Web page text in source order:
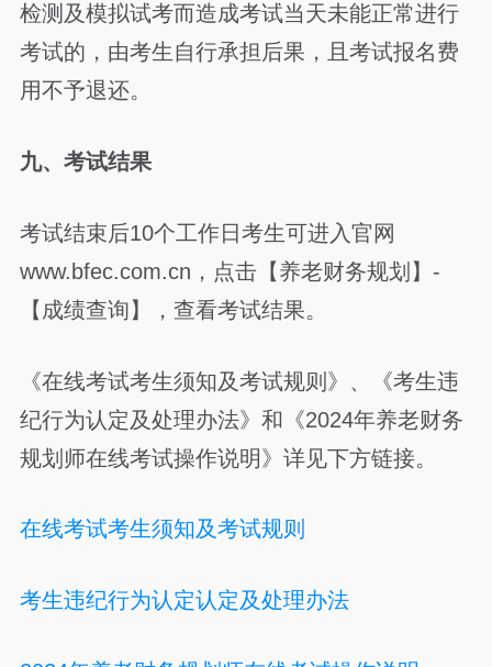
检测及模拟试考而造成考试当天未能正常进行
考试的，由考生自行承担后果，且考试报名费
用不予退还。
九、考试结果
考试结束后10个工作日考生可进入官网
www.bfec.com.cn，点击【养老财务规划】-
【成绩查询】，查看考试结果。
《在线考试考生须知及考试规则》、《考生违
纪行为认定及处理办法》和《2024年养老财务
规划师在线考试操作说明》详见下方链接。
在线考试考生须知及考试规则
考生违纪行为认定认定及处理办法